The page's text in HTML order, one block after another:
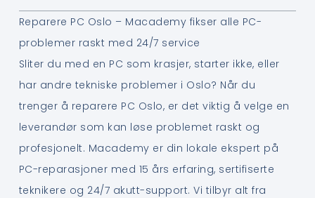
Reparere PC Oslo – Macademy fikser alle PC-
problemer raskt med 24/7 service
Sliter du med en PC som krasjer, starter ikke, eller
har andre tekniske problemer i Oslo? Når du
trenger å reparere PC Oslo, er det viktig å velge en
leverandør som kan løse problemet raskt og
profesjonelt. Macademy er din lokale ekspert på
PC-reparasjoner med 15 års erfaring, sertifiserte
teknikere og 24/7 akutt-support. Vi tilbyr alt fra